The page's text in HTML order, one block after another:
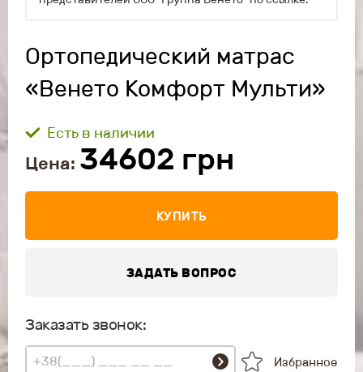
Ортопедический матрас
«Венето Комфорт Мульти»
Есть в наличии
Цена: 34602 грн
КУПИТЬ
ЗАДАТЬ ВОПРОС
Заказать звонок:
Избранное